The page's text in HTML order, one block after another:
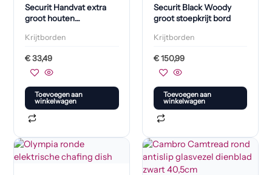
Securit Handvat extra
groot houten
donkerbruin gelakte
Krijtborden
€33,49
Toevoegen aan
winkelwagen
Securit Black Woody
groot stoepkrijt bord
Krijtborden
€150,99
Toevoegen aan
winkelwagen